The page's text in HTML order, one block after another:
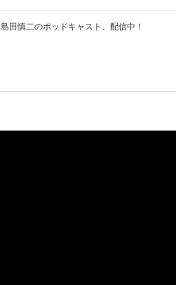
島田慎二のポッドキャスト、配信中！